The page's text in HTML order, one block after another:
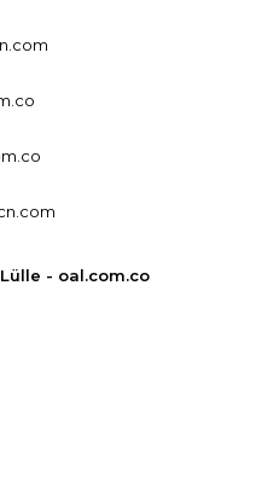
- oal.com.co